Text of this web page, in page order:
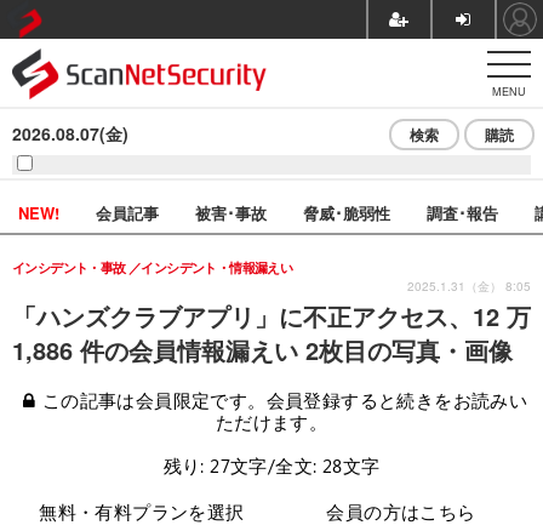
MENU
2026.08.07(金) 検索 購読
NEW! 会員記事 被害･事故 脅威･脆弱性 調査･報告
「ハンズクラブアプリ」に不正アクセス、12 万
1,886 件の会員情報漏えい 2枚目の写真・画像
インシデント・事故 インシデント・情報漏えい
2025.1.31（金） 8:05
この記事は会員限定です。会員登録すると続きをお読みい
ただけます。
残り: 27文字/全文: 28文字
無料・有料プランを選択
会員の方はこちら